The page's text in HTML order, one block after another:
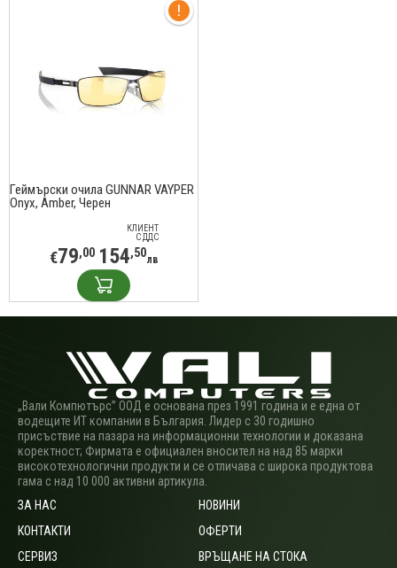
Геймърски очила GUNNAR VAYPER
Onyx, Amber, Черен
КЛИЕНТ
С ДДС
€79,00 154,50лв
„Вали Компютърс” ООД е основана през 1991 година и е една от
водещите ИТ компании в България. Лидер с 30 годишно
присъствие на пазара на информационни технологии и доказана
коректност; Фирмата е официален вносител на над 85 марки
високотехнологични продукти и се отличава с широка продуктова
гама с над 10 000 активни артикула.
ЗА НАС
КОНТАКТИ
СЕРВИЗ
НОВИНИ
ОФЕРТИ
ВРЪЩАНЕ НА СТОКА